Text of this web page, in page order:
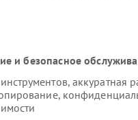
и безопасное
аккуратная